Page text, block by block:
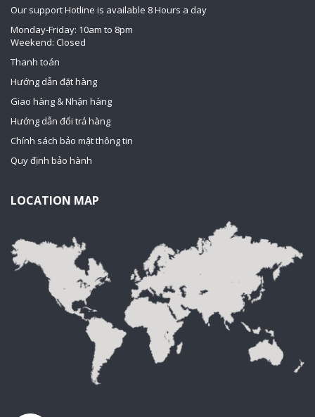
Our support Hotline is available 8 Hours a day
Monday-Friday: 10am to 8pm
Weekend: Closed
Thanh toán
Hướng dẫn đặt hàng
Giao hàng & Nhận hàng
Hướng dẫn đổi trả hàng
Chính sách bảo mật thông tin
Quy định bảo hành
LOCATION MAP